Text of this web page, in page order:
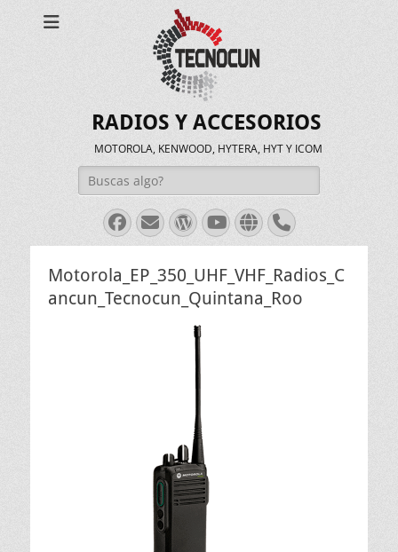
RADIOS Y ACCESORIOS
MOTOROLA, KENWOOD, HYTERA, HYT Y ICOM
Buscar:
Facebook
Correo
electrónico
WordPress
Youtube
WebTeléfono
Motorola_EP_350_UHF_VHF_Radios_C
ancun_Tecnocun_Quintana_Roo